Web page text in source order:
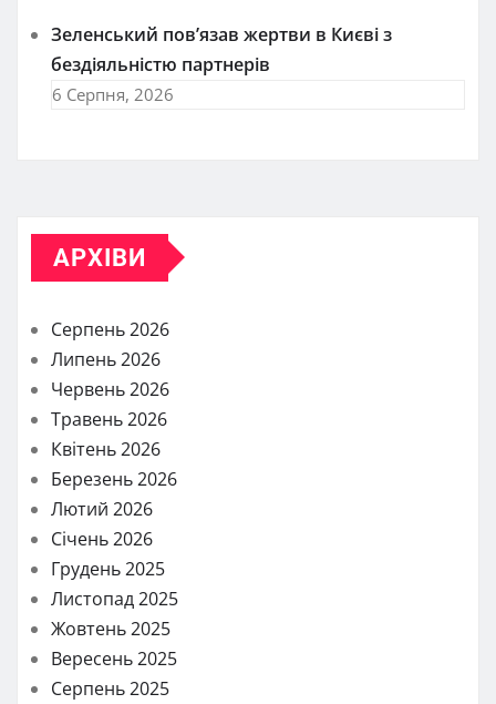
Зеленський пов’язав жертви в Києві з
бездіяльністю партнерів
6 Серпня, 2026
АРХІВИ
Серпень 2026
Липень 2026
Червень 2026
Травень 2026
Квітень 2026
Березень 2026
Лютий 2026
Січень 2026
Грудень 2025
Листопад 2025
Жовтень 2025
Вересень 2025
Серпень 2025